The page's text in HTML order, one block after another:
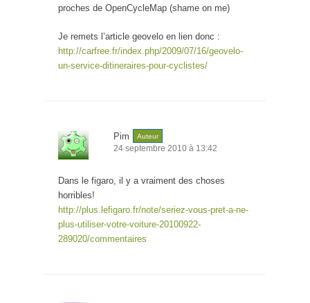
proches de OpenCycleMap (shame on me)
Je remets l’article geovelo en lien donc :
http://carfree.fr/index.php/2009/07/16/geovelo-
un-service-ditineraires-pour-cyclistes/
Pim Auteur
24 septembre 2010 à 13:42
Dans le figaro, il y a vraiment des choses
horribles!
http://plus.lefigaro.fr/note/seriez-vous-pret-a-ne-
plus-utiliser-votre-voiture-20100922-
289020/commentaires